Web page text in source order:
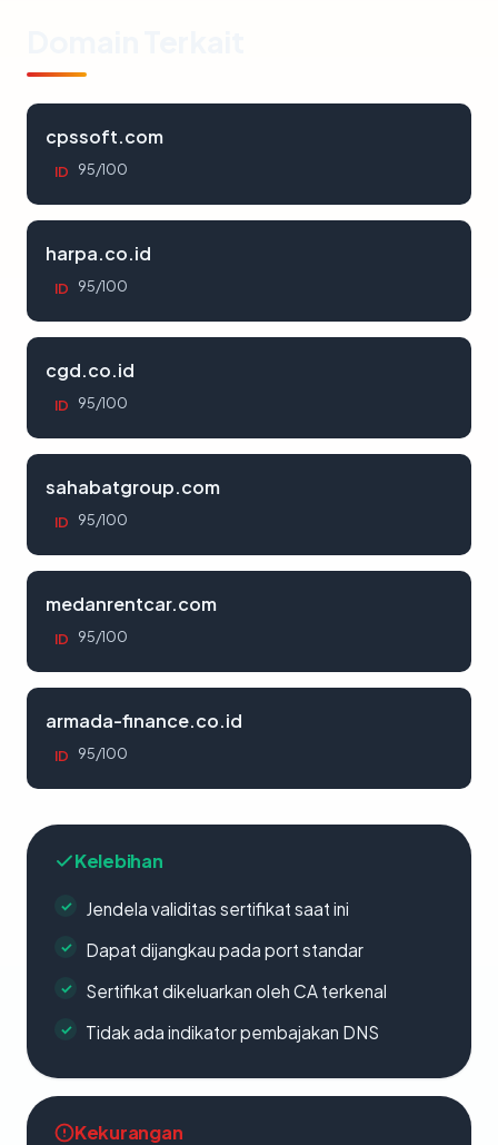
cpssoft.com
ID 95/100
harpa.co.id
ID 95/100
cgd.co.id
ID 95/100
sahabatgroup.com
ID 95/100
medanrentcar.com
ID 95/100
armada-finance.co.id
ID 95/100
Kelebihan
Jendela validitas sertifikat saat ini
Dapat dijangkau pada port standar
Sertifikat dikeluarkan oleh CA terkenal
Tidak ada indikator pembajakan DNS
Kekurangan